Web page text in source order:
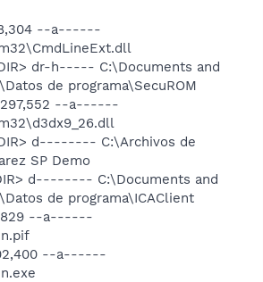
--a------
dr-h----- C:\Documents and
de programa\SecuROM
--a------
d-------- C:\Archivos de
SP Demo
d-------- C:\Documents and
de programa\ICAClient
--a------
--a------